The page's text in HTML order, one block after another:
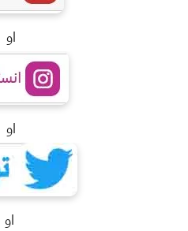
او
او
او